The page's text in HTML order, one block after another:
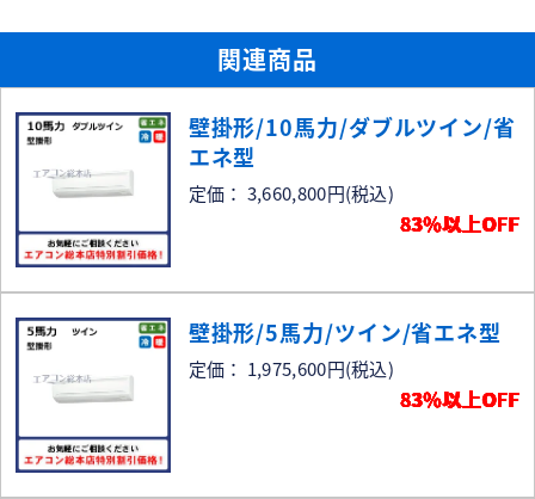
関連商品
壁掛形/10馬力/ダブルツイン/省
エネ型
定価： 3,660,800円(税込)
83％以上OFF
壁掛形/5馬力/ツイン/省エネ型
定価： 1,975,600円(税込)
83％以上OFF